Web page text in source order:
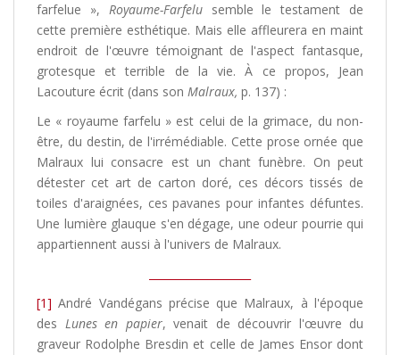
farfelue », Royaume-Farfelusemble le testament de
cette première esthétique. Mais elle affleurera en maint
endroit de l'œuvre témoignant de l'aspect fantasque,
grotesque et terrible de la vie. À ce propos, Jean
Lacouture écrit (dans son Malraux, p. 137) :
Le « royaume farfelu » est celui de la grimace, du non-
être, du destin, de l'irrémédiable. Cette prose ornée que
Malraux lui consacre est un chant funèbre. On peut
détester cet art de carton doré, ces décors tissés de
toiles d'araignées, ces pavanes pour infantes défuntes.
Une lumière glauque s'en dégage, une odeur pourrie qui
appartiennent aussi à l'univers de Malraux.
[1] André Vandégans précise que Malraux, à l'époque
des Lunes en papier, venait de découvrir l'œuvre du
graveur Rodolphe Bresdin et celle de James Ensor dont